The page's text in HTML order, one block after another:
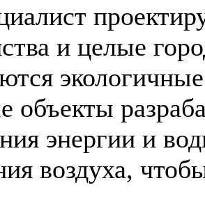
и целые
объекты
энергии и
воздуха,